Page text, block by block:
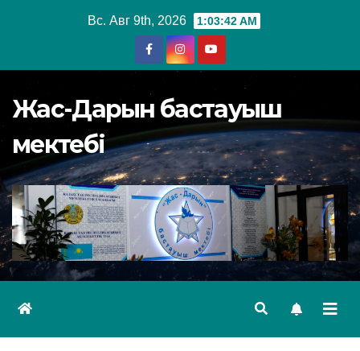
Вс. Авг 9th, 2026 1:03:45 AM
Жас-Дарын бастауыш
мектебі